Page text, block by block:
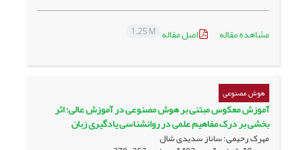
مشاهده مقاله اصل مقاله 1.25 M
هوش مصنوعی
آموزش معکوس مبتنی بر هوش مصنوعی در آموزش عالی: اثر
بخشی بر درک مفاهیم علمی در روانشناسی یادگیری زبان
مهرک رحیمی؛ ساناز سدیدی شال